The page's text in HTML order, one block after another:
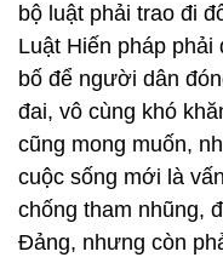
bộ luật phải trao đi
Luật Hiến pháp
bố để người dân
đai, vô cùng khó
cũng mong muốn,
cuộc sống mới là
chống tham nhũng,
Đảng, nhưng còn